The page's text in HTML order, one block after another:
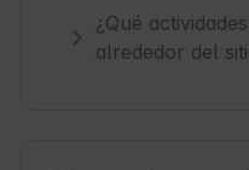
¿Qué
alrededor del